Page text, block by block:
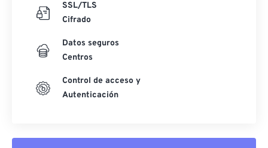
SSL/TLS
Cifrado
Datos seguros
Centros
Control de acceso y
Autenticación